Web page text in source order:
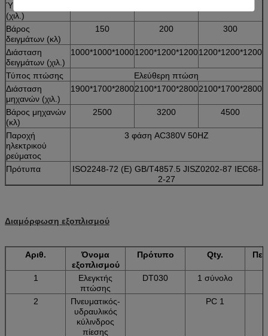
Ύψος πτώσης
(χιλ.)
Βάρος
δειγμάτων (κλ)
150 200 300
Διάσταση
δειγμάτων (χιλ.)
1000*1000*10001200*1200*12001200*1200*1200
Τύπος πτώσης
Ελεύθερη πτώση
Διάσταση
μηχανών (χιλ.)
1900*1700*28002100*1700*28002100*1700*2800
Βάρος μηχανών
(κλ)
2500 3200 4500
Παροχή
ηλεκτρικού
ρεύματος
3 φάση AC380V 50HZ
Πρότυπα
ISO2248-72 (Ε) GB/T4857.5 JISZ0202-87 IEC68-
2-27
Διαμόρφωση εξοπλισμού
Αριθ.
Όνομα
εξοπλισμού
Πρότυπο Qty.
1
Ελεγκτής
πτώσης
DT030 1 σύνολο
2
Πνευματικός-
υδραυλικός
κύλινδρος
πίεσης
PC 1